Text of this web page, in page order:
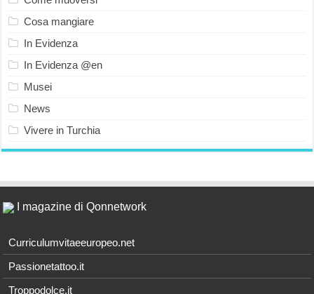
Cosa mangiare
In Evidenza
In Evidenza @en
Musei
News
Vivere in Turchia
I magazine di Qonnetwork
Curriculumvitaeeuropeo.net
Passionetattoo.it
Troppodolce.it